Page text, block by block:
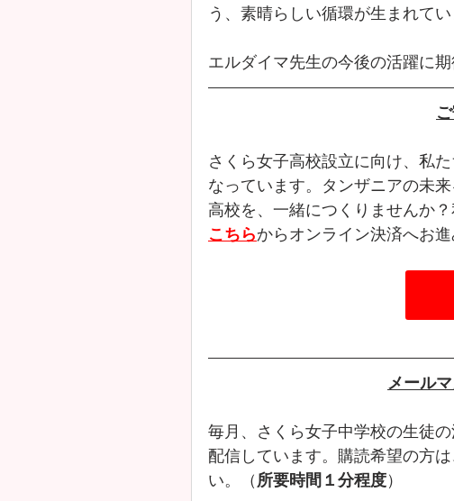
う、素晴らしい循環が生まれてい
エルダイマ先生の今後の活躍に期
さくら女子高校設立に向け、私
なっています。タンザニアの未
高校を、一緒につくりませんか
こちらからオンライン決済へお進
メール
毎月、さくら女子中学校の生徒
配信しています。購読希望の方は
い。（所要時間１分程度）